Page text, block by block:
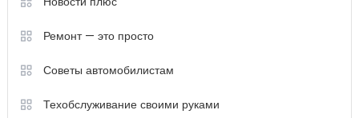
Ремонт — это просто
Советы автомобилистам
Техобслуживание своими руками